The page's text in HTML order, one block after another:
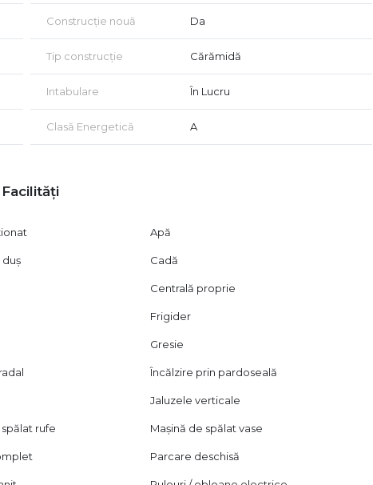
Construcție nouă Da
Tip construcție Cărămidă
Intabulare În Lucru
Clasă Energetică A
Facilități
Apă
duș Cadă
Centrală proprie
Frigider
Gresie
Încălzire prin pardoseală
Jaluzele verticale
rufe Mașină de spălat vase
Parcare deschisă